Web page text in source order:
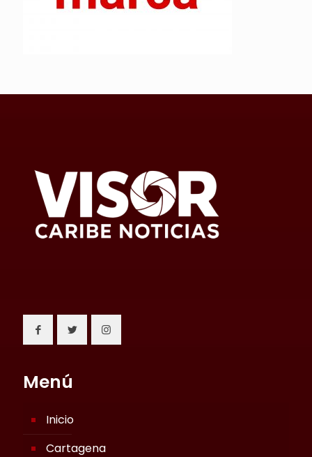
Menú
Inicio
Cartagena